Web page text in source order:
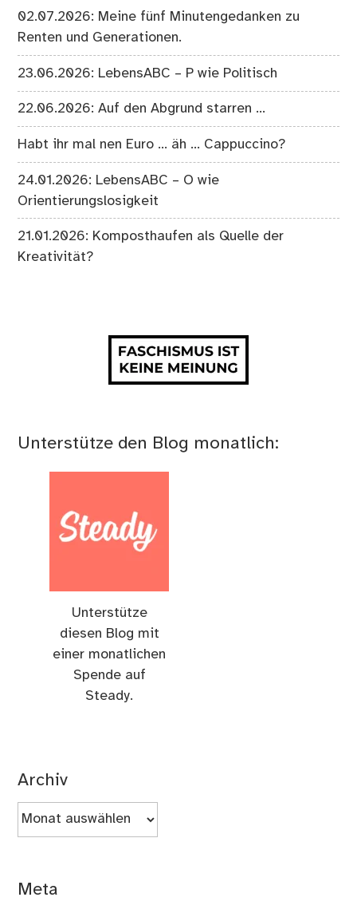
02.07.2026: Meine fünf Minutengedanken zu
Renten und Generationen.
23.06.2026: LebensABC – P wie Politisch
22.06.2026: Auf den Abgrund starren …
Habt ihr mal nen Euro … äh … Cappuccino?
24.01.2026: LebensABC – O wie
Orientierungslosigkeit
21.01.2026: Komposthaufen als Quelle der
Kreativität?
Unterstütze den Blog monatlich:
Unterstütze
diesen Blog mit
einer monatlichen
Spende auf
Steady.
Archiv
Archiv
Meta